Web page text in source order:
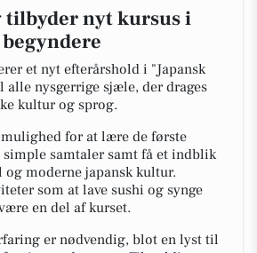
tilbyder nyt kursus i
et nyt efterårshold i "Japansk
alle nysgerrige sjæle, der drages
kultur og sprog.
for at lære de første
simple samtaler samt få et indblik
moderne japansk kultur.
som at lave sushi og synge
en del af kurset.
er nødvendig, blot en lyst til